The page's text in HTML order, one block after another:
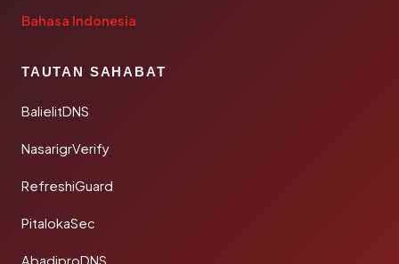
Bahasa Indonesia
TAUTAN SAHABAT
BalielitDNS
NasarigrVerify
RefreshiGuard
PitalokaSec
AbadiproDNS